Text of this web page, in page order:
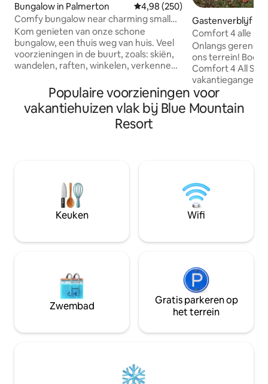
Bungalow in Palmerton Gemiddelde beoordeling van
4,98 (250)
Comfy bungalow near charming small
towns & Blue Mt
Kom genieten van onze schone
bungalow, een thuis weg van huis. Veel
voorzieningen in de buurt, zoals: skiën,
wandelen, raften, winkelen, verkennen,
20 minuten van de Turnpike, Penn's
Peak, Blue Mnt., Beltzville State Park en
de historische steden Jim Thorpe en
het huis. Geen huisdieren, sorry.
Gastenverblijf in
Comfort 4 alle
Onlangs
ons terrein! Boek
Comfort 4 All
vakantiegangers
gezinnen,
welkom. Ons
comfortabel
en Pocono Mountain! - Continentaal
ontbijt
Populaire voorzieningen voor
vakantiehuizen vlak bij Blue Mountain
Resort
Keuken Wifi
Zwembad
Gratis parkeren op
het terrein